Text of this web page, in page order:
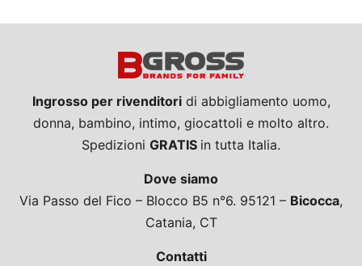
Ingrosso per rivenditoridi abbigliamento uomo,
donna, bambino, intimo, giocattoli e molto altro.
Spedizioni GRATIS in tutta Italia.
Dove siamo
Via Passo del Fico – Blocco B5 n°6. 95121 – Bicocca,
Catania, CT
Contatti